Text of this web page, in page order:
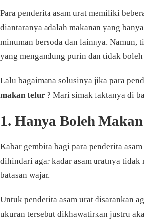
Para penderita asam urat memiliki
diantaranya adalah makanan yang
minuman bersoda dan lainnya. Namun,
yang mengandung purin dan tidak
Lalu bagaimana solusinya jika para
makan telur ? Mari simak faktanya di
1. Hanya Boleh
Kabar gembira bagi para penderita
dihindari agar kadar asam uratnya
batasan wajar.
Untuk penderita asam urat disarankan
ukuran tersebut dikhawatirkan justru